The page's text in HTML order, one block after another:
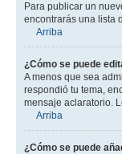
Para publicar un
encontrarás una lista
Arriba
¿Cómo se puede
A menos que sea
respondió tu tema,
mensaje aclaratorio.
Arriba
¿Cómo se puede